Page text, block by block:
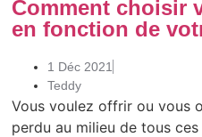
de la
! J’adore la
Comment choisir
en fonction de
1 Déc 2021
Teddy
Vous voulez offrir ou vous
perdu au milieu de tous